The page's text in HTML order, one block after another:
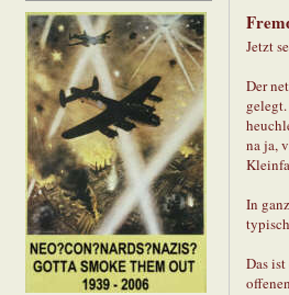
Jetzt
Der
na ja,
In
Das